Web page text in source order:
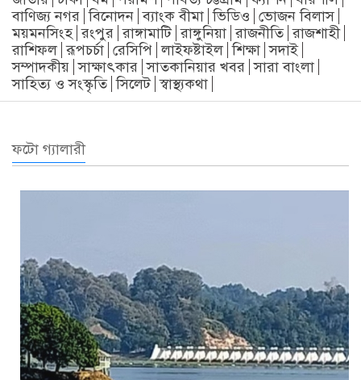
বাণিজ্য নগর বিনোদন ব্যাংক বীমা ভিডিও ভোজন বিলাস
ময়মনসিংহ রংপুর রাঙ্গামাটি রাঙ্গুনিয়া রাজনীতি রাজশাহী
রাশিফল রূপচর্চা রেসিপি লাইফষ্টাইল শিক্ষা সদাই
সম্পাদকীয় সাক্ষাৎকার সাতকানিয়ার খবর সারা বাংলা
সাহিত্য ও সংস্কৃতি সিলেট স্বাস্থ্যকথা
ফটো গ্যালারী